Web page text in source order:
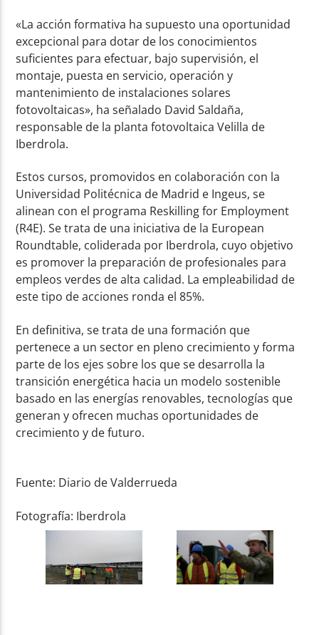
«La acción formativa ha supuesto una oportunidad
excepcional para dotar de los conocimientos
suficientes para efectuar, bajo supervisión, el
montaje, puesta en servicio, operación y
mantenimiento de instalaciones solares
fotovoltaicas», ha señalado David Saldaña,
responsable de la planta fotovoltaica Velilla de
Iberdrola.
Estos cursos, promovidos en colaboración con la
Universidad Politécnica de Madrid e Ingeus, se
alinean con el programa Reskilling for Employment
(R4E). Se trata de una iniciativa de la European
Roundtable, coliderada por Iberdrola, cuyo objetivo
es promover la preparación de profesionales para
empleos verdes de alta calidad. La empleabilidad de
este tipo de acciones ronda el 85%.
En definitiva, se trata de una formación que
pertenece a un sector en pleno crecimiento y forma
parte de los ejes sobre los que se desarrolla la
transición energética hacia un modelo sostenible
basado en las energías renovables, tecnologías que
generan y ofrecen muchas oportunidades de
crecimiento y de futuro.
Fuente: Diario de Valderrueda
Fotografía: Iberdrola